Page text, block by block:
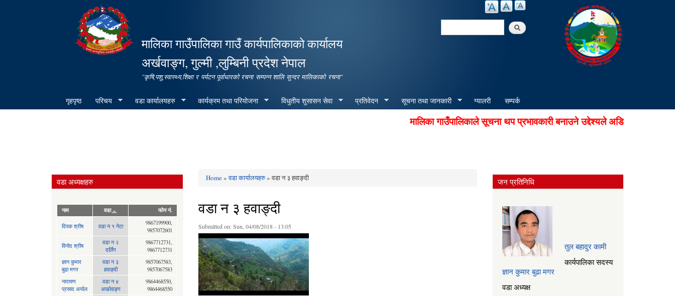
मालिका गाउँपालिका गाउँ कार्यपालिकाको कार्यालय
अर्खवाङ्ग, गुल्मी ,लुम्बिनी प्रदेश नेपाल
"कृषि,पशु,स्वास्थ्य,शिक्षा र पर्यटन पूर्वाधारको रचना सम्पन्न शालि सुन्दर मालिकाको रचना"
Search
गृहपृष्ठ परिचय वडा कार्यालयहरु कार्यक्रम तथा परियोजना विधुतीय शुसासन सेवा प्रतिवेदन सूचना तथा जानकारी ग्यालरी सम्पर्क
मालिका गाउँपालिकाले सूचना थप प्रभावकारी बनाउने उद्देश्यले अडियो नोटिस सेवा
वडा अध्यक्षहरु
नाम वडा फोन नं.
दिपक श्रीष वडा न १ नेटा
9867199900,
9857072601
विनोद श्रीष
वडा न २
दर्लिंग
9867712731,
9867712731
ज्ञान कुमार
बुढा मगर
वडा न ३
हवाङ्दी
9857067583,
9857067583
नारायण
प्रसाद अर्याल
वडा न‍ ४
अर्खावाङ्ग
9864468550,
9864468550
Home»वडा कार्यालयहरु» वडा न ३ हवाङ्दी
वडा न ३ हवाङ्दी
Submitted on:Sun, 04/08/2018 - 13:05
जन प्रतिनिधि
ज्ञान कुमार बुढा मगर
वडा अध्यक्ष
तुल बहादुर कामी
कार्यपालिका सदस्य